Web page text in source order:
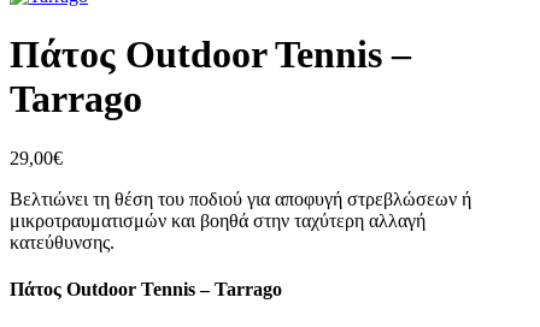
Πάτος Outdoor Tennis –
Tarrago
29,00€
Βελτιώνει τη θέση του ποδιού για αποφυγή στρεβλώσεων ή
μικροτραυματισμών και βοηθά στην ταχύτερη αλλαγή
κατεύθυνσης.
Πάτος Outdoor Tennis – Tarrago